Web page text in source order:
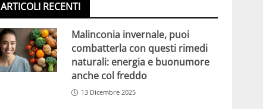
ARTICOLI RECENTI
Malinconia invernale, puoi
combatterla con questi rimedi
naturali: energia e buonumore
anche col freddo
13 Dicembre 2025